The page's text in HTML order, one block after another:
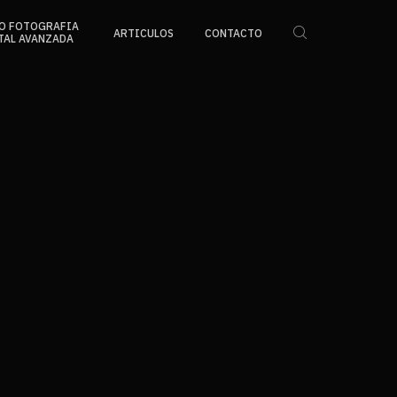
FOTOGRAFIA
AVANZADA
ARTICULOS CONTACTO